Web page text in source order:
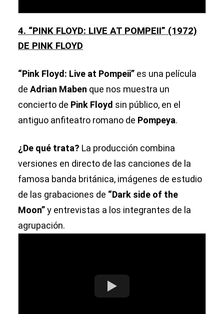
4. “PINK FLOYD: LIVE AT POMPEII” (1972)
DE PINK FLOYD
“Pink Floyd: Live at Pompeii” es una película
de Adrian Maben que nos muestra un
concierto de Pink Floyd sin público, en el
antiguo anfiteatro romano de Pompeya.
¿De qué trata? La producción combina
versiones en directo de las canciones de la
famosa banda británica, imágenes de estudio
de las grabaciones de “Dark side of the
Moon”y entrevistas a los integrantes de la
agrupación.